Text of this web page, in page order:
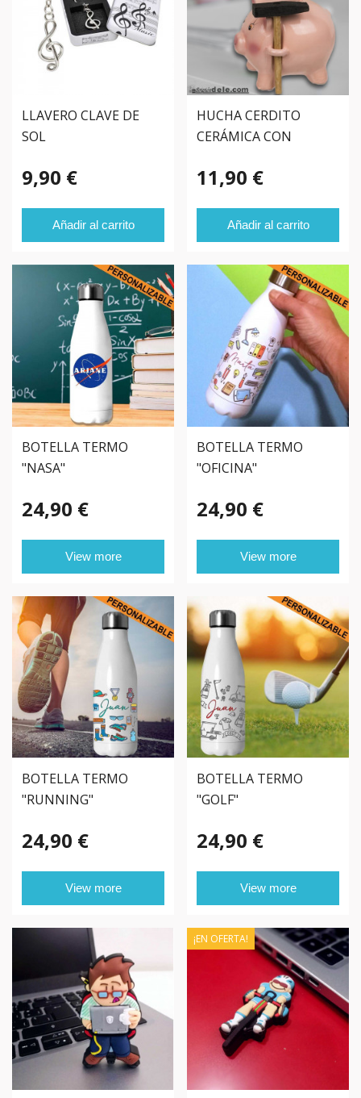
LLAVERO CLAVE DE
SOL
9,90 €
Añadir al carrito
HUCHA CERDITO
CERÁMICA CON
11,90 €
Añadir al carrito
BOTELLA TERMO
"NASA"
24,90 €
View more
BOTELLA TERMO
"OFICINA"
24,90 €
View more
BOTELLA TERMO
"RUNNING"
24,90 €
View more
BOTELLA TERMO
"GOLF"
24,90 €
View more
¡EN OFERTA!